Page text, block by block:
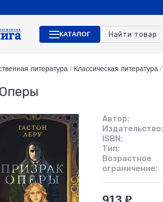
КАТАЛОГ
литература / Классическая литература /
Автор:
Издательство:
ISBN:
Тип:
Возрастное
ограничение: